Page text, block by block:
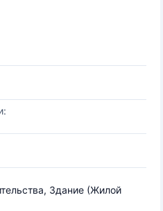
Здание (Жилой